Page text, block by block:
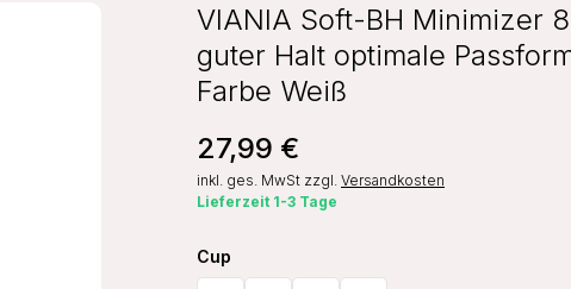
VIANIA Soft-BH Minimizer
guter Halt optimale
Farbe Weiß
27,99 €
inkl. ges. MwSt zzgl. Versandkosten
Lieferzeit 1-3 Tage
Cup